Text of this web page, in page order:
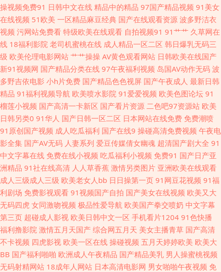
女一区国产日韩 91超碰青青 www97操 男人天堂网AV 午夜激情网站 91传媒
在线看 TS人妖调教 国产盗摄一区 欧美性爱基地 五月天大香蕉 91入口黑丝
超碰操逼网 黑料嫩草人人精品 先锋资源成人av AV入口 国产肏屄大片 久久人
妻福利导航 自拍人妻欧美 福利导航偷拍亚洲 九九热成人 欧美性交一区二区
99爱视频 精东黄色视屏 日韩美淫色 亚洲黑料1区2区 91五月天传媒 岛国片
免费 精品久久草 日本一本本兔费区 91色女啪啪 超碰热久久 欧美性00 91含
羞草网站 国产传媒中文字幕 欧美性交另 91福利视频网站 肏屄大神 国产熟妇
久久 女同视频 先锋AV爽爽爽 91视频com 国产交配日韩 蜜桃精品一 婷婷五
月花成人 91国产高清视频 超碰爱爱 国产物业视频 欧美Aⅴ视频 探花国产综合
在线 91海角视频 男人国产精品自拍 在线亚洲一区网站 国产超碰在线永久 日
韩足交视频91 足交视频在线看 波多野衣五级片 国产中出在线观看 日韩无毛
操视频免费91 日韩中文在线 精品中的精品 97国产精品视频 91美女
在线视频 51欧美 一区精品麻豆经典 国产在线观看资源 波多野洁衣
视频 污网站免费看 特级欧美在线观看 自拍视频91 91艹艹 久草网在
线 18福利影院 老司机蜜桃在线 成人精品一区二区 韩日爆乳无码三
级 欧美伦理电影网站 艹艹操操 AV黄色观看网站 日韩欧美在线国产
新91视频网 国产精品分类在线 97午夜福利视频 岛国AV动作无码 波
多野吉依电影 小h片免费 国产精品色色视屏 国产午夜成人 最新日韩
精品 91福利视频导航 欧美喷水影院 91爱爱视频 欧美色图论坛 91
榴莲小视频 国产高清一卡新区 国产看片资源 二色吧97资源站 欧美
日韩另类0 91华人 国产日韩一区二区 日本网站在线免费 免费潮喷
91原创国产视频 成人吃瓜福利 国产在线9 操碰高清免费视频 午夜电
影全集 国产AV无码 人妻系列 爱豆传媒倩女幽魂 超清国产剧大全 91
中文字幕在线 免费在线小视频 吃瓜福利小视频 免费91 国产日产亚
洲精品 91社在线高清 人人草香蕉 激情另类图片 亚洲欧美在线观看
成人三级成人三级 欧美老女人bb 日日操第一页 91网豆花视频 91福
利剧场 免费影视观看 91视频国产自拍 国产美女在线视频 欧美又大
无码四虎 女同激吻视频 极品性爱导航 欧美国产拳交喷奶 中文字幕
第三页 超碰成人影视 欧美日韩中文一区 手机看片1204 91色快播
福利撸影院 激情五月天国产 综合网五月天 美女主播青草 国产高清
不卡视频 四虎影视 欧美一区在线 操碰视频 五月天婷婷欧美 欧美大
BB 国产福利啪啪 欧洲成人午夜精品 国产精品美乳 男人操蜜桃视频
无码射精网站 18成年人网站 日本高清电影网 男女啪啪午夜视频 免